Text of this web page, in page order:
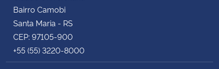
Bairro Camobi
Santa Maria - RS
CEP: 97105-900
+55 (55) 3220-8000